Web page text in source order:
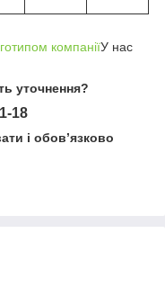
компаніїУ нас
уточнення?
18
і обов’язково